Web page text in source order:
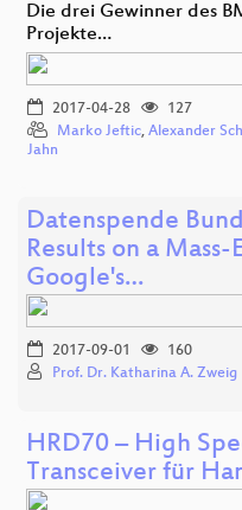
Die drei Gewinner des
Projekte…
2017-04-28
127
Marko Jeftic, Alexander
Jahn
Datenspende
Results on a
Google's…
2017-09-01
160
Prof. Dr. Katharina A. Zweig
HRD70 – High
Transceiver für